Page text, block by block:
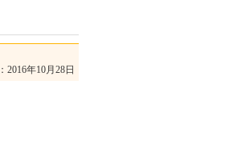
2016年10月28日